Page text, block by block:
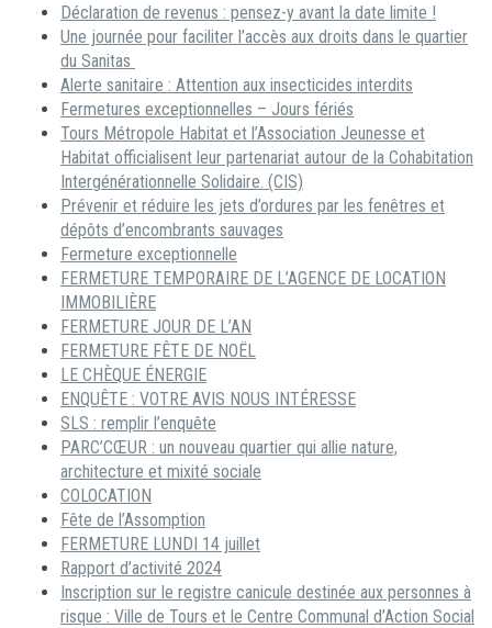
Déclaration de revenus : pensez-y avant la date limite !
Une journée pour faciliter l’accès aux droits dans le quartier
du Sanitas
Alerte sanitaire : Attention aux insecticides interdits
Fermetures exceptionnelles – Jours fériés
Tours Métropole Habitat et l’Association Jeunesse et
Habitat officialisent leur partenariat autour de la Cohabitation
Intergénérationnelle Solidaire. (CIS)
Prévenir et réduire les jets d’ordures par les fenêtres et
dépôts d’encombrants sauvages
Fermeture exceptionnelle
FERMETURE TEMPORAIRE DE L’AGENCE DE LOCATION
IMMOBILIÈRE
FERMETURE JOUR DE L’AN
FERMETURE FÊTE DE NOËL
LE CHÈQUE ÉNERGIE
ENQUÊTE : VOTRE AVIS NOUS INTÉRESSE
SLS : remplir l’enquête
PARC’CŒUR : un nouveau quartier qui allie nature,
architecture et mixité sociale
COLOCATION
Fête de l’Assomption
FERMETURE LUNDI 14 juillet
Rapport d’activité 2024
Inscription sur le registre canicule destinée aux personnes à
risque : Ville de Tours et le Centre Communal d’Action Social